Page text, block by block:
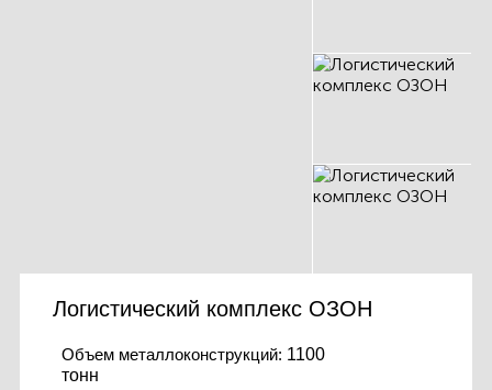
Логистический комплекс ОЗОН
Объем металлоконструкций: 1100
тонн